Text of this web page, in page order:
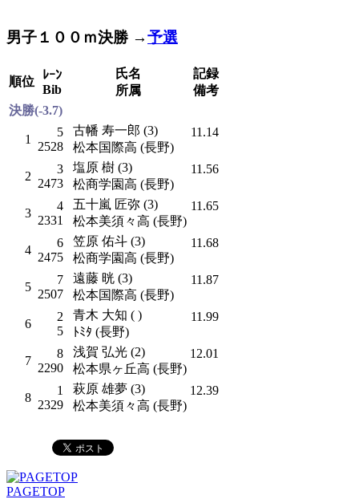
男子１００ｍ決勝 →予選
順位
ﾚｰﾝ
Bib
氏名
所属
記録
備考
決勝(-3.7)
1
5
2528
古幡 寿一郎 (3)
松本国際高 (長野)
11.14
2
3
2473
塩原 樹 (3)
松商学園高 (長野)
11.56
3
4
2331
五十嵐 匠弥 (3)
松本美須々高 (長野)
11.65
4
6
2475
笠原 佑斗 (3)
松商学園高 (長野)
11.68
5
7
2507
遠藤 晄 (3)
松本国際高 (長野)
11.87
6
2
5
青木 大知 ( )
ﾄﾐﾀ (長野)
11.99
7
8
2290
浅賀 弘光 (2)
松本県ヶ丘高 (長野)
12.01
8
1
2329
萩原 雄夢 (3)
松本美須々高 (長野)
12.39
PAGETOP